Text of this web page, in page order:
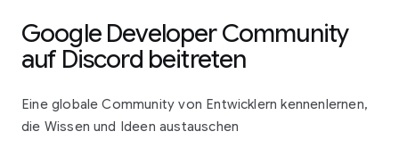
Google Developer Community
auf Discord beitreten
Eine globale Community von Entwicklern kennenlernen,
die Wissen und Ideen austauschen